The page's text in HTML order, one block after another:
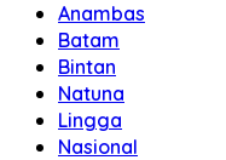
Anambas
Batam
Bintan
Natuna
Lingga
Nasional